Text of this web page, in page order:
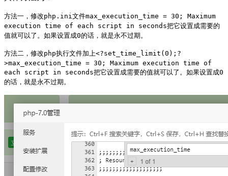
方法一，修改php.ini文件max_execution_time = 30; Maximum
execution time of each script in seconds把它设置成需要的
值就可以了。如果设置成0的话，就是永不过期。
方法二，修改php执行文件加上<?set_time_limit(0); ?
>max_execution_time = 30; Maximum execution time of
each script in seconds把它设置成需要的值就可以了。如果设置成0
的话，就是永不过期。